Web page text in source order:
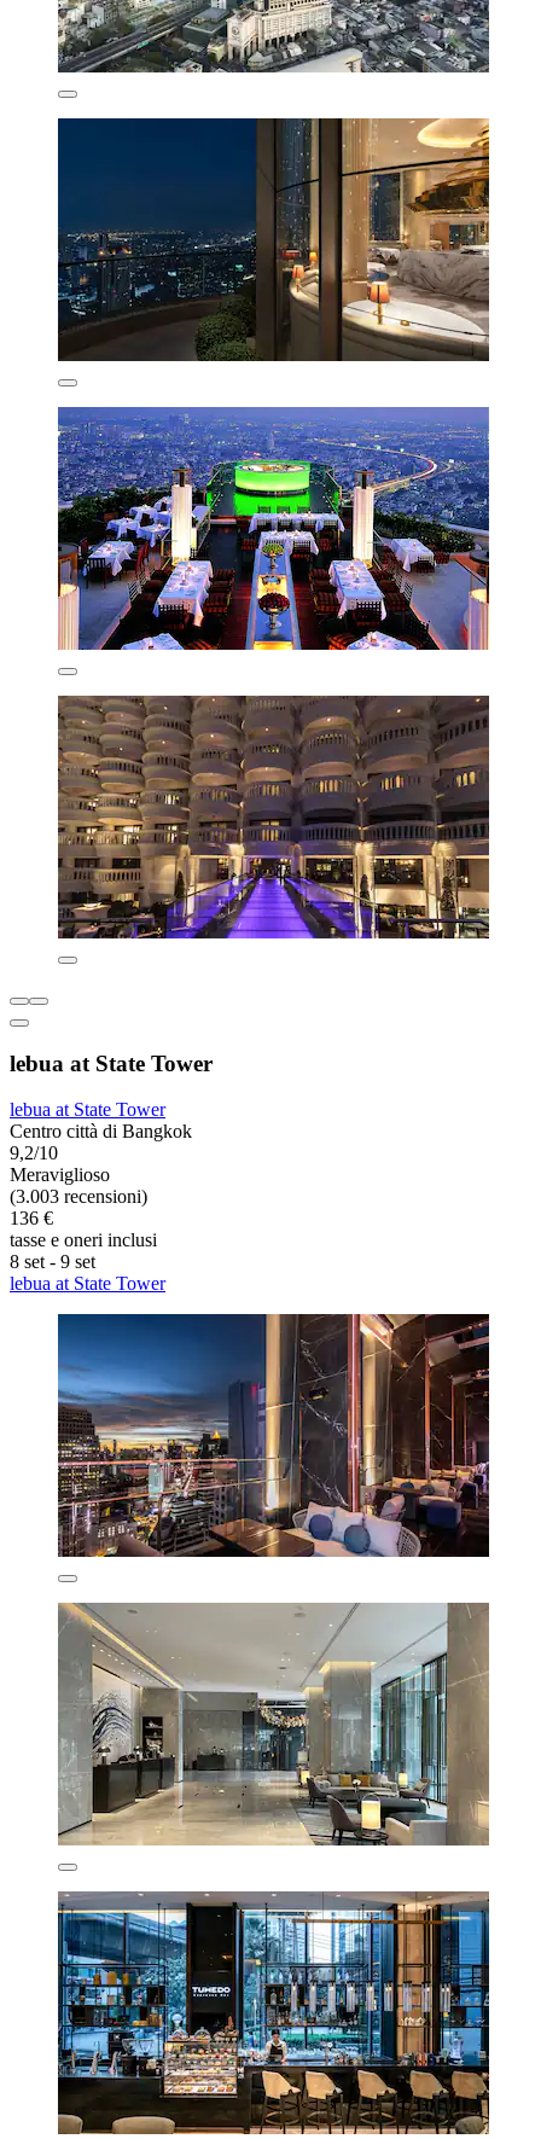
lebua at State Tower
lebua at State Tower
Centro città di Bangkok
9,2/10
Meraviglioso
(3.003 recensioni)
136 €
tasse e oneri inclusi
8 set - 9 set
lebua at State Tower